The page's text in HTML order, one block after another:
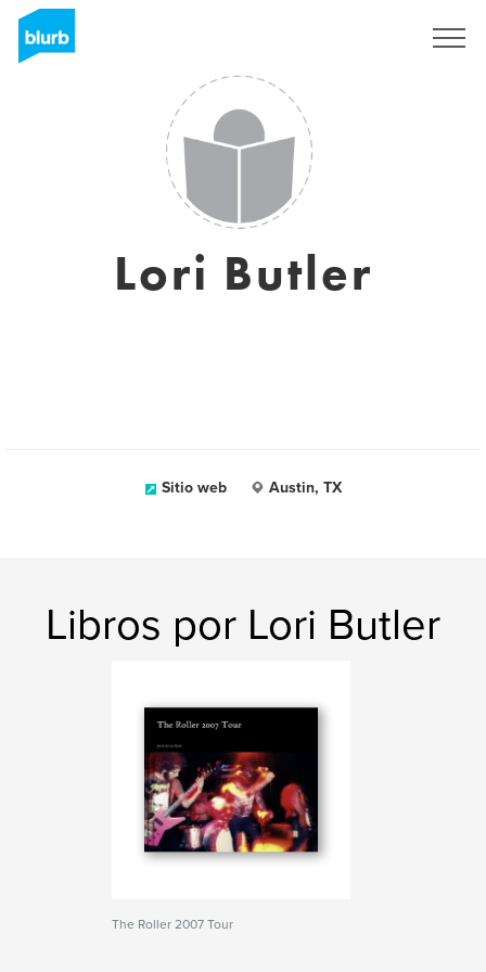
Lori Butler
Sitio web Austin, TX
Libros por Lori Butler
The Roller 2007 Tour